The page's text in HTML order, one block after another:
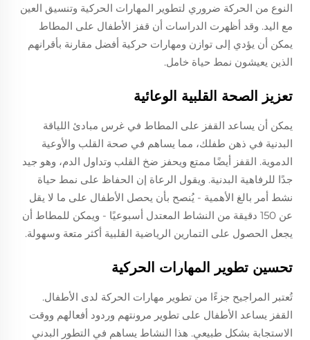
النوع من الحركة ضروري لتطوير المهارات الحركية وتنسيق العين
مع اليد. وقد أظهرت الدراسات أن قفز الأطفال على المطاط
يمكن أن يؤدي إلى توازن ومهارات حركية أفضل مقارنة بأقرانهم
الذين يعيشون نمط حياة خامل.
تعزيز الصحة القلبية الوعائية
يمكن أن يساعد القفز على المطاط في غرس مبادئ اللياقة
البدنية في ذهن طفلك، مما يساهم في صحة القلب والأوعية
الدموية. القفز أيضًا ممتع ويحفز ضخ القلب وتداول الدم، وهو جيد
جدًا للرفاهية البدنية. ويقول الرعاة إن الحفاظ على نمط حياة
نشط أمر بالغ الأهمية - يُنصح بأن يحصل الأطفال على ما لا يقل
عن 150 دقيقة من النشاط المعتدل أسبوعيًا - ويمكن للمطاط أن
يجعل الحصول على التمارين الرياضية القلبية أكثر متعة وسهولة.
تحسين تطوير المهارات الحركية
تُعتبر المراجيح جزءًا من تطوير مهارات الحركة لدى الأطفال.
القفز يساعد الأطفال على تطوير مرونتهم وردود أفعالهم ووقت
الاستجابة بشكل طبيعي. هذا النشاط يساهم في التطور البدني